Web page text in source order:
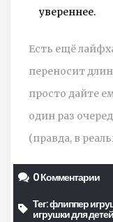
увереннее.
Есть ещё
переносит
просто дайте
один раз
(правда, в
0 Комментарии
Тег:флиппер
игрушки для детей